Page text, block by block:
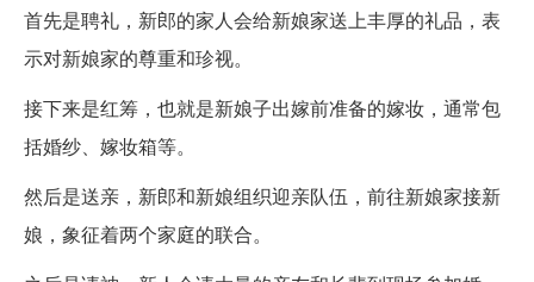
首先是聘礼，新郎的家人会给新娘家送上丰厚的礼品，表
示对新娘家的尊重和珍视。
接下来是红筹，也就是新娘子出嫁前准备的嫁妆，通常包
括婚纱、嫁妆箱等。
然后是送亲，新郎和新娘组织迎亲队伍，前往新娘家接新
娘，象征着两个家庭的联合。